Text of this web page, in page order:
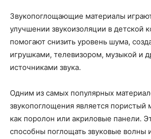
Звукопоглощающие материалы
улучшении звукоизоляции в детской
помогают снизить уровень шума,
игрушками, телевизором, музыкой и
источниками звука.
Одним из самых популярных
звукопоглощения является пористый
как поролон или акриловые панели.
способны поглощать звуковые волны